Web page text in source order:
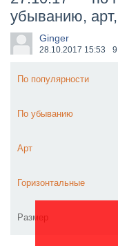
​Wacken Open
убыванию,
Ginger
28.10.2017 15:53
По популярности
По убыванию
Арт
Горизонтальные
Размер